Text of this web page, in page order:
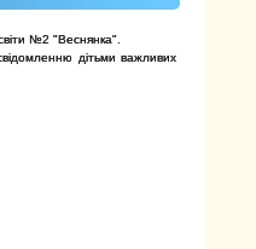
№2 "Веснянка".
дітьми важливих